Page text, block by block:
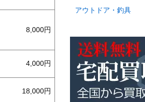
8,000
4,000
18,000
アウトドア・釣具